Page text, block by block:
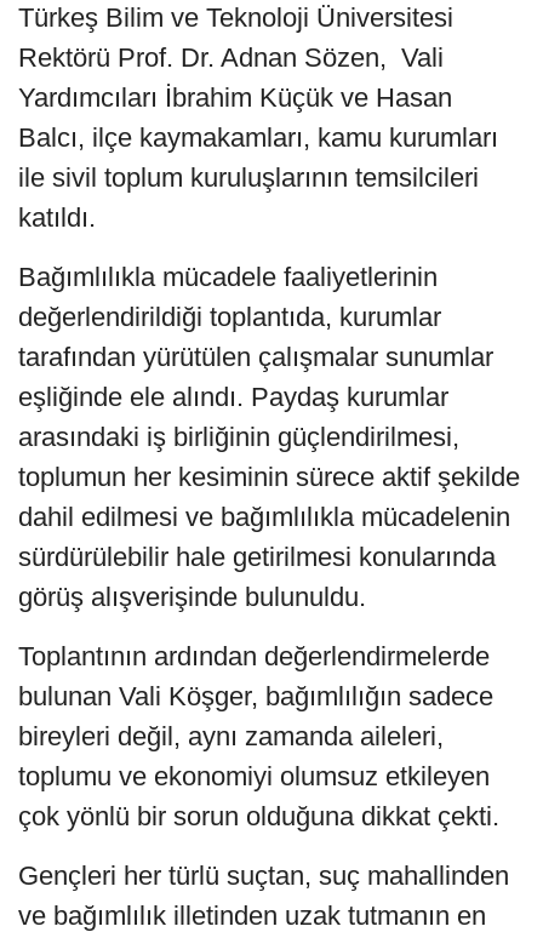
Türkeş Bilim ve Teknoloji Üniversitesi
Rektörü Prof. Dr. Adnan Sözen, Vali
Yardımcıları İbrahim Küçük ve Hasan
Balcı, ilçe kaymakamları, kamu kurumları
ile sivil toplum kuruluşlarının temsilcileri
katıldı.
Bağımlılıkla mücadele faaliyetlerinin
değerlendirildiği toplantıda, kurumlar
tarafından yürütülen çalışmalar sunumlar
eşliğinde ele alındı. Paydaş kurumlar
arasındaki iş birliğinin güçlendirilmesi,
toplumun her kesiminin sürece aktif şekilde
dahil edilmesi ve bağımlılıkla mücadelenin
sürdürülebilir hale getirilmesi konularında
görüş alışverişinde bulunuldu.
Toplantının ardından değerlendirmelerde
bulunan Vali Köşger, bağımlılığın sadece
bireyleri değil, aynı zamanda aileleri,
toplumu ve ekonomiyi olumsuz etkileyen
çok yönlü bir sorun olduğuna dikkat çekti.
Gençleri her türlü suçtan, suç mahallinden
ve bağımlılık illetinden uzak tutmanın en